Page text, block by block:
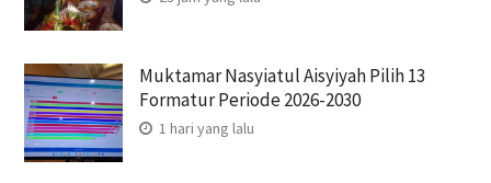
Muktamar Nasyiatul Aisyiyah Pilih 13
Formatur Periode 2026-2030
1 hari yang lalu